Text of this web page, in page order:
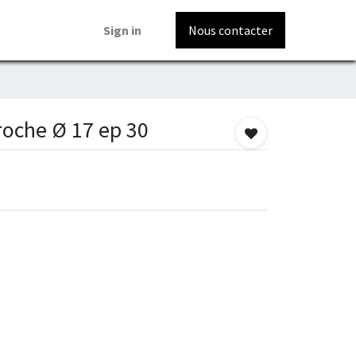
Sign in Nous contacter
Ø 17 ep 30